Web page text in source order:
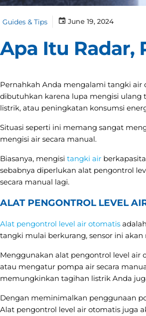
Guides & Tips June 19, 2024
Apa Itu Radar,
Pernahkah Anda mengalami tangki air
dibutuhkan karena lupa mengisi ulang
listrik, atau peningkatan konsumsi
Situasi seperti ini memang sangat
mengisi air secara manual.
Biasanya, mengisi tangki air
sebabnya diperlukan alat pengontrol
secara manual lagi.
ALAT PENGONTROL LEVEL
Alat pengontrol level air otomatis
tangki mulai berkurang, sensor ini
Menggunakan alat pengontrol level
atau mengatur pompa air secara
memungkinkan tagihan listrik Anda
Dengan meminimalkan penggunaan
Alat pengontrol level air otomatis juga